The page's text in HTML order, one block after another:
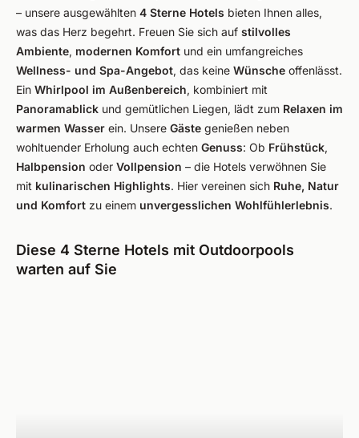
– unsere ausgewählten 4 Sterne Hotels bieten Ihnen alles,
was das Herz begehrt. Freuen Sie sich auf stilvolles
Ambiente, modernen Komfort und ein umfangreiches
Wellness- und Spa-Angebot, das keine Wünsche offenlässt.
Ein Whirlpool im Außenbereich, kombiniert mit
Panoramablick und gemütlichen Liegen, lädt zum Relaxen im
warmen Wasser ein. Unsere Gäste genießen neben
wohltuender Erholung auch echten Genuss: Ob Frühstück,
Halbpension oder Vollpension – die Hotels verwöhnen Sie
mit kulinarischen Highlights. Hier vereinen sich Ruhe, Natur
und Komfort zu einem unvergesslichen Wohlfühlerlebnis.
Diese 4 Sterne Hotels mit Outdoorpools
warten auf Sie